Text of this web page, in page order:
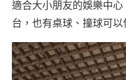
適合大小朋友的娛樂中
台，也有桌球、撞球可以